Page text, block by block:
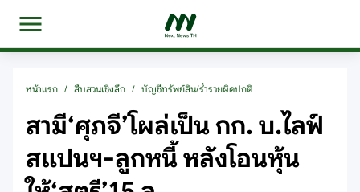
หน้าแรก / สืบสวนเชิงลึก / บัญชีทรัพย์สิน/ร่ำรวยผิดปกติ
สามี‘ศุภจี’โผล่เป็น กก. บ.ไลฟ์
สแปนฯ-ลูกหนี้ หลังโอนหุ้น